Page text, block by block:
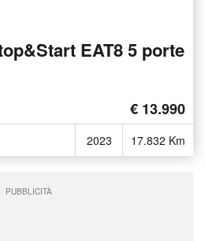
EAT8 5 porte
€ 13.990
2023 17.832 Km
PUBBLICITÀ